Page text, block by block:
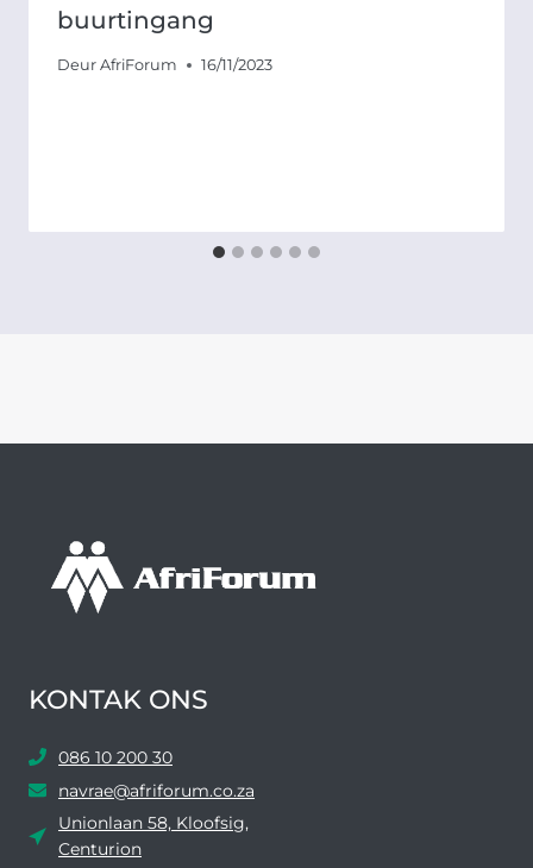
buurtingang
Deur AfriForum 16/11/2023
KONTAK ONS
086 10 200 30
navrae@afriforum.co.za
Unionlaan 58, Kloofsig,
Centurion